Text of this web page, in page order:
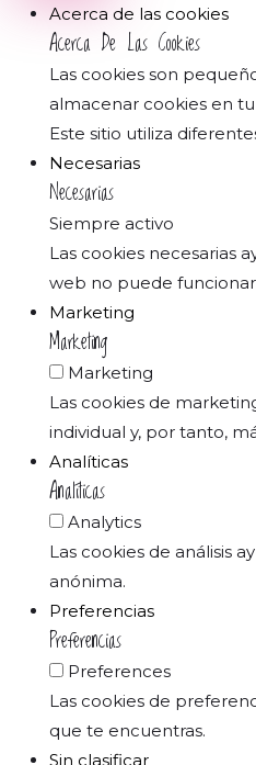
Acerca de las cookies
Acerca De Las Cookies
Las cookies son
almacenar cookies en
Este sitio utiliza
Necesarias
Necesarias
Siempre activo
Las cookies necesarias
web no puede
Marketing
Marketing
Marketing
Las cookies de
individual y, por tanto,
Analíticas
Analíticas
Analytics
Las cookies de análisis
anónima.
Preferencias
Preferencias
Preferences
Las cookies de
que te encuentras.
Sin clasificar